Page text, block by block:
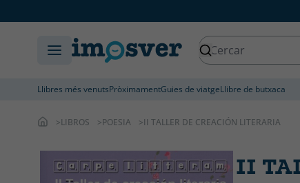
Llibres més venutsPròximamentGuies de viatgeLlibre de butxaca
LIBROS POESIA II TALLER DE CREACIÓN LITERARIA
II